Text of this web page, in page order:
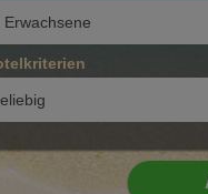
Erwachsene